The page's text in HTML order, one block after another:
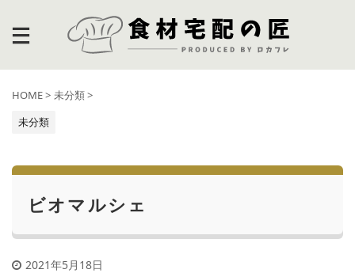
HOME> 未分類>
未分類
ビオマルシェ
2021年5月18日